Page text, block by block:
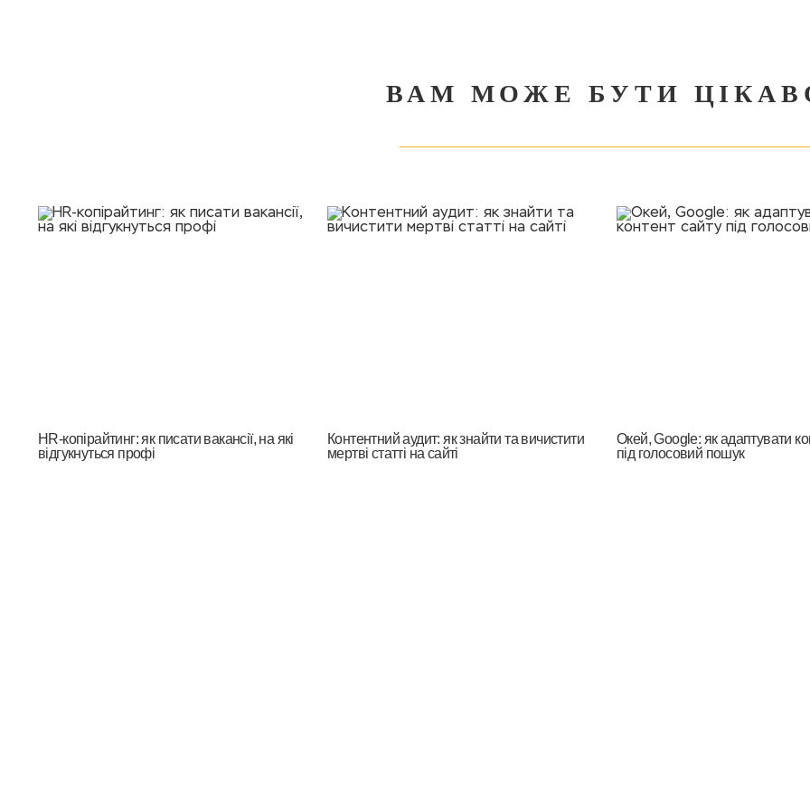
ВАМ МОЖЕ БУТИ
HR-копірайтинг: як писати вакансії, на які
відгукнуться профі
Контентний аудит: як знайти та вичистити
мертві статті на сайті
Окей, Google: як адаптувати
під голосовий пошук